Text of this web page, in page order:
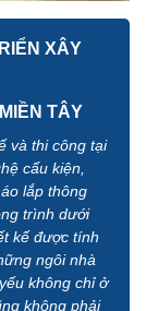
XÂY
TÂY
và thi công tại
cấu kiện,
lắp thông
trình dưới
kế được tính
ngôi nhà
không chỉ ở
không phải